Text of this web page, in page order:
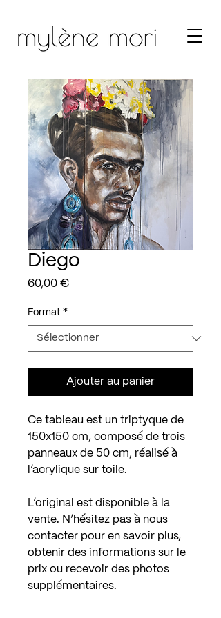
Diego
60,00 €
Format *
Ajouter au panier
Ce tableau est un triptyque de
150x150 cm, composé de trois
panneaux de 50 cm, réalisé à
l’acrylique sur toile.
L’original est disponible à la
vente. N’hésitez pas à nous
contacter pour en savoir plus,
obtenir des informations sur le
prix ou recevoir des photos
supplémentaires.